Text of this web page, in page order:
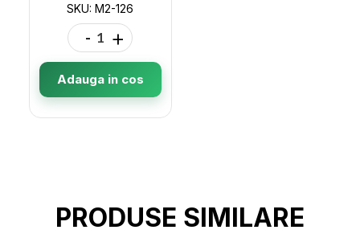
SKU: M2-126
- +
Adauga in cos
PRODUSE SIMILARE